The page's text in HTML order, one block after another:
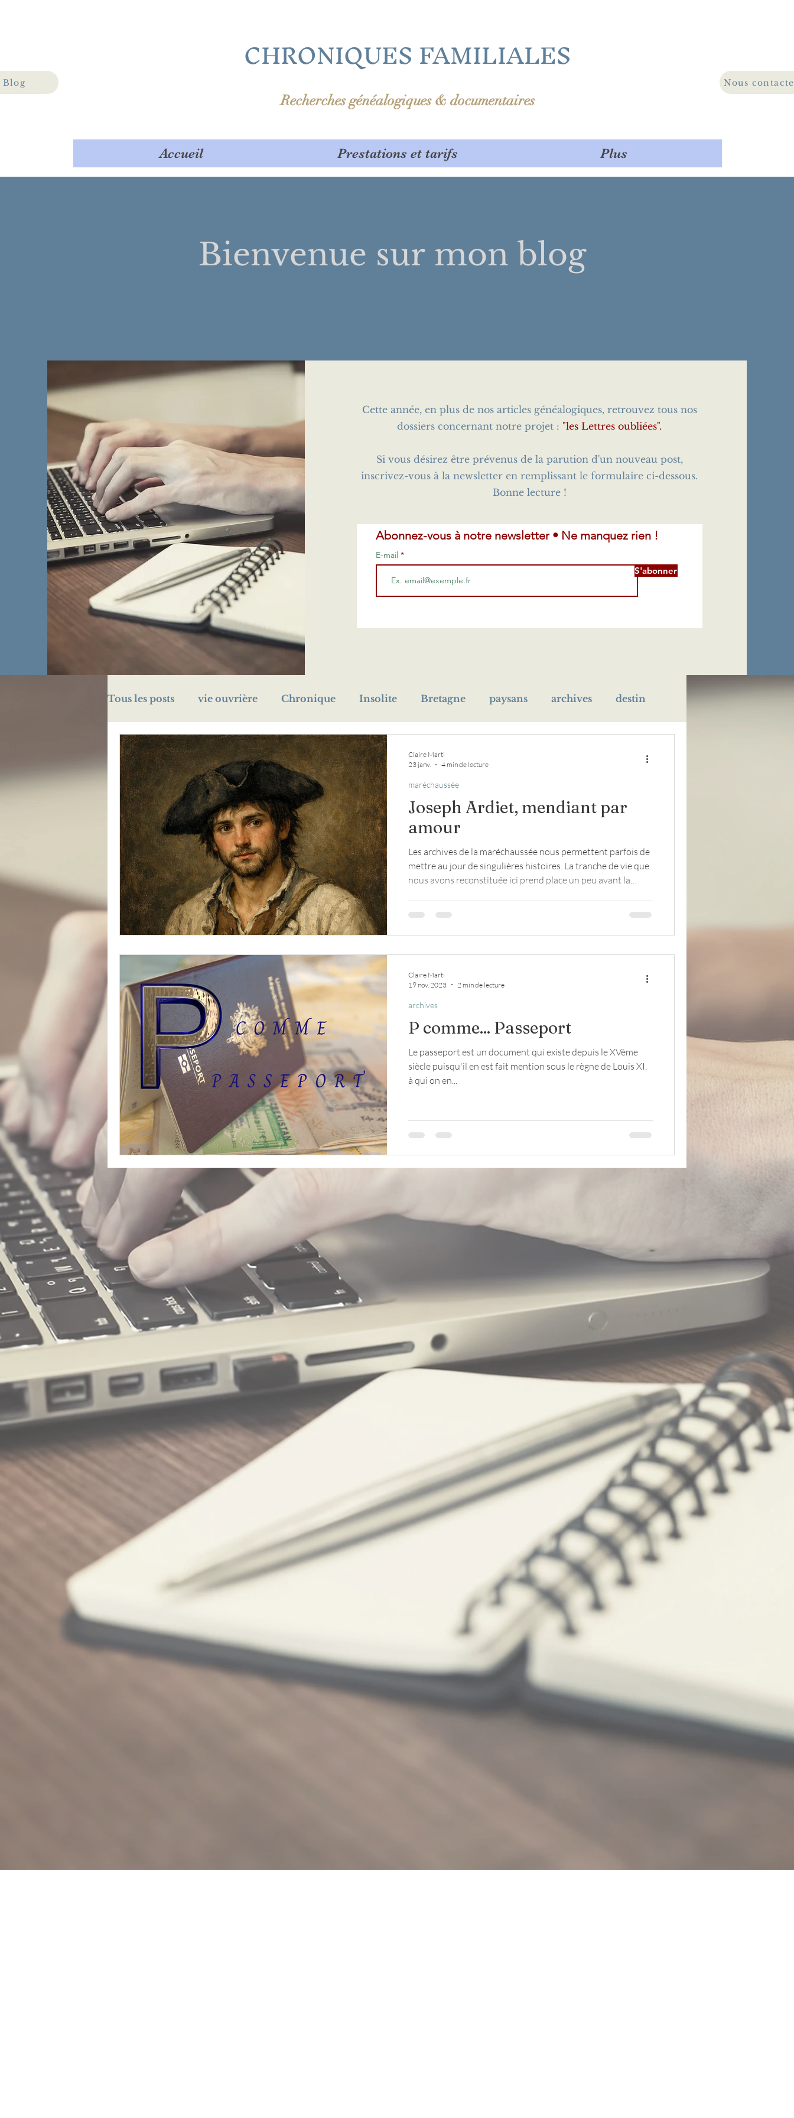
Blog
CHRONIQUES FAMILIALES
Recherches généalogiques & documentaires
Nous
Accueil Prestations et tarifs Plus
Bienvenue sur mon blog
Cette année, en plus de nos articles généalogiques, retrouvez tous nos
dossiers concernant notre projet : "les Lettres oubliées".
Si vous désirez être prévenus de la parution d'un nouveau post,
inscrivez-vous à la newsletter en remplissant le formulaire ci-dessous.
Bonne lecture !
Abonnez-vous à notre newsletter • Ne manquez rien !
E-mail
S'abonner
Tous les posts vie ouvrière Chronique Insolite Bretagne paysans archives destin
challenge A/Z énigme prénom Première Guerre mondiale
prison Légion d'honneur orphelin livre
catastrophe presse loup religion Seconde Guerre mondiale
réfugiés Archive insolite maréchaussée
Joseph Ardiet, mendiant par
amour
Les archives de la maréchaussée nous permettent parfois de
mettre au jour de singulières histoires. La tranche de vie que
nous avons reconstituée ici prend place un peu avant la
maréchaussée
Claire Marti
23 janv.
4 min de lecture
P comme... Passeport
Le passeport est un document qui existe depuis le XVème
siècle puisqu'il en est fait mention sous le règne de Louis XI,
à qui on en...
archives
Claire Marti
19 nov. 2023
2 min de lecture